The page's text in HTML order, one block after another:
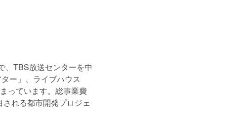
、TBS放送センターを中
ー」、ライブハウス
っています。総事業費
れる都市開発プロジェ